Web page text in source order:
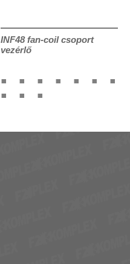
INF48 fan-coil csoport
vezérlő